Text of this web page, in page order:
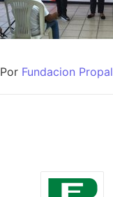
Por Fundacion Propal